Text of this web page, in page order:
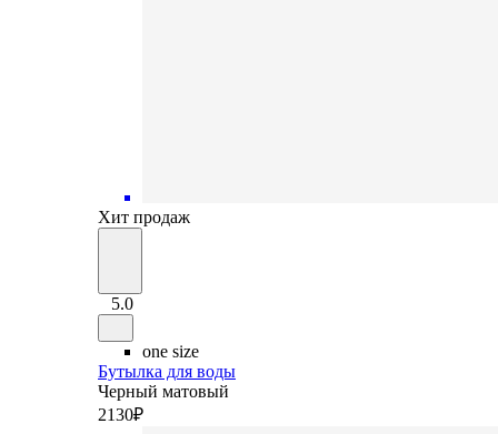
Хит продаж
5.0
one size
Бутылка для воды
Черный матовый
2130₽